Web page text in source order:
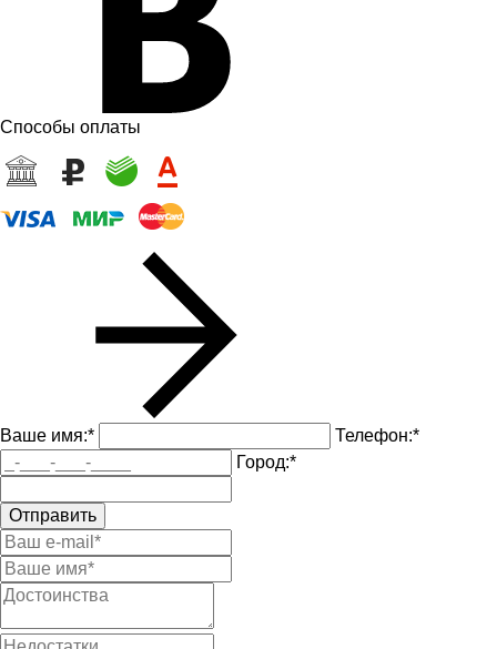
Способы оплаты
Ваше имя:* Телефон:*
Город:*
Отправить